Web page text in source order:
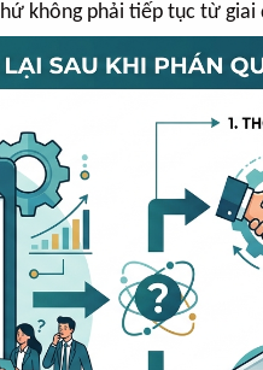
không phải tiếp tục từ